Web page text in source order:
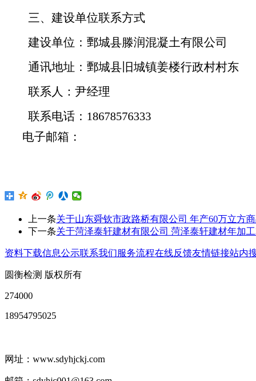
三、建设单位联系方式
建设单位：鄄城县滕润混凝土有限公司
通讯地址：鄄城县旧城镇姜楼行政村村东
联系人： 尹经理
联系电话： 18678576333‬
电子邮箱：
上一条关于山东舜钦市政路桥有限公司 年产60万立方
下一条关于菏泽泰轩建材有限公司 菏泽泰轩建材年加
资料下载信息公示联系我们服务流程在线反馈友情链接站内
圆衡检测 版权所有
274000
18954795025
网址：www.sdyhjckj.com